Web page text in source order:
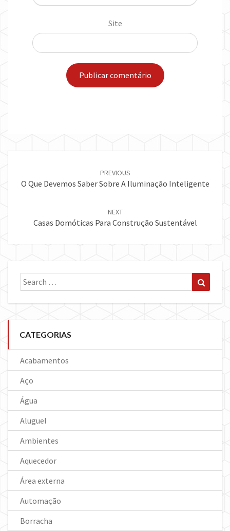
Site
PREVIOUS
O Que Devemos Saber Sobre A Iluminação Inteligente
NEXT
Casas Domóticas Para Construção Sustentável
Search
for:
CATEGORIAS
Acabamentos
Aço
Água
Aluguel
Ambientes
Aquecedor
Área externa
Automação
Borracha